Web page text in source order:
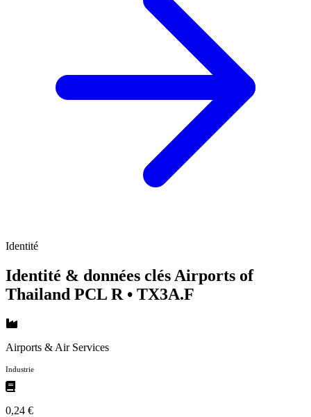
Identité
Identité & données clés Airports of
Thailand PCL R • TX3A.F
Airports & Air Services
Industrie
0,24 €